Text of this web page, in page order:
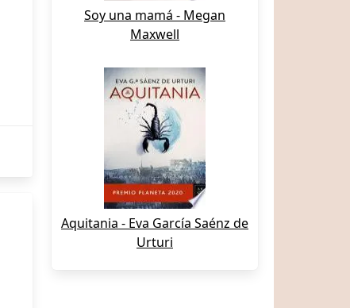
Soy una mamá - Megan
Maxwell
Aquitania - Eva García Saénz de
Urturi